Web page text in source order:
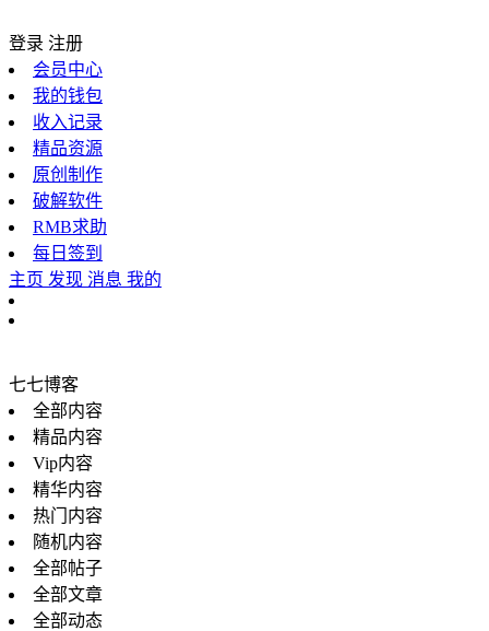
登录 注册
会员中心
我的钱包
收入记录
精品资源
原创制作
破解软件
RMB求助
每日签到
主页 发现 消息 我的
七七博客
全部内容
精品内容
Vip内容
精华内容
热门内容
随机内容
全部帖子
全部文章
全部动态